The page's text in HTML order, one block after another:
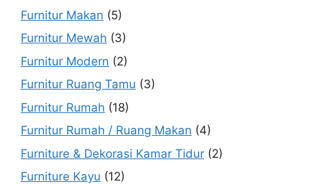
Furnitur Makan (5)
Furnitur Mewah (3)
Furnitur Modern (2)
Furnitur Ruang Tamu (3)
Furnitur Rumah (18)
Furnitur Rumah / Ruang Makan (4)
Furniture & Dekorasi Kamar Tidur (2)
Furniture Kayu (12)